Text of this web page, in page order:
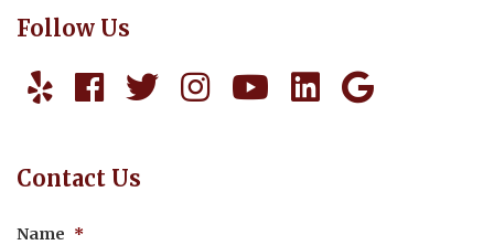
Follow Us
Contact Us
Name *